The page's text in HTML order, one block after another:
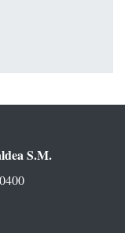
S.M.